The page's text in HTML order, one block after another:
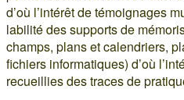
d’où l’intérêt de témoignages
labilité des supports de
champs, plans et calendriers,
fichiers informatiques) d’où
recueillies des traces de